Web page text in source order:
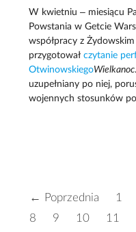
W kwietniu – miesiącu
Powstania w Getcie
współpracy z
przygotowałczytanie
OtwinowskiegoWielkanoc
uzupełniany po niej,
wojennych stosunków
← Poprzednia 1
8
9 10 11